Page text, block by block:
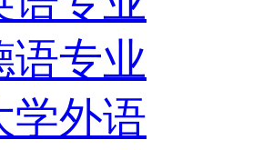
语专业
学外语